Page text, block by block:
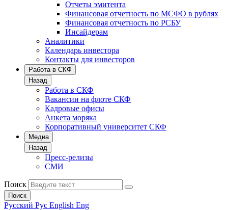
Отчеты эмитента
Финансовая отчетность по МСФО в рублях
Финансовая отчетность по РСБУ
Инсайдерам
Аналитики
Календарь инвестора
Контакты для инвесторов
Работа в СКФ
Назад
Работа в СКФ
Вакансии на флоте СКФ
Кадровые офисы
Анкета моряка
Корпоративный университет СКФ
Медиа
Назад
Пресс-релизы
СМИ
Поиск
Поиск
Русский Рус English Eng